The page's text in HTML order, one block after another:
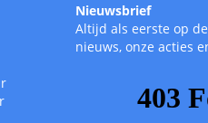
Nieuwsbrief
Altijd als eerste op
nieuws, onze acties